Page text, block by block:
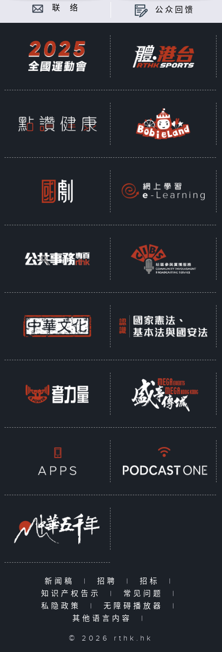
联 络 公众回馈
新闻稿 | 招聘 | 招标
|
知识产权告示
| 常见问题
|
私隐政策
| 无障碍播放器
|
其他语言内容
|
© 2026 rthk.hk